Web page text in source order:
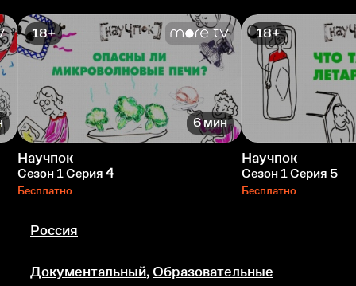
18+
6 мин
Научпок
Сезон 1 Серия 4
Бесплатно
18+
Научпок
Сезон 1 Серия 5
Бесплатно
Россия
Документальный, Образовательные